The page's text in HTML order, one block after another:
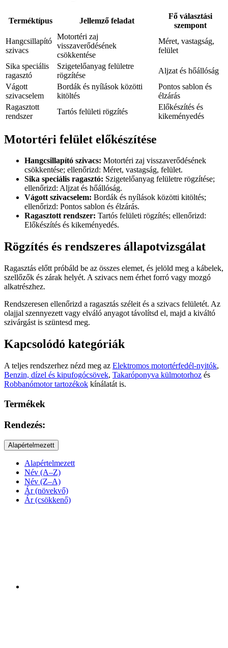
Terméktípus Jellemző feladat
Fő választási
szempont
Hangcsillapító
szivacs
Motortéri zaj
visszaverődésének
csökkentése
Méret, vastagság,
felület
Sika speciális
ragasztó
Szigetelőanyag felületre
rögzítése
Aljzat és hőállóság
Vágott
szivacselem
Bordák és nyílások közötti
kitöltés
Pontos sablon és
élzárás
Ragasztott
rendszer
Tartós felületi rögzítés
Előkészítés és
kikeményedés
Motortéri felület előkészítése
Hangcsillapító szivacs: Motortéri zaj visszaverődésének
csökkentése; ellenőrizd: Méret, vastagság, felület.
Sika speciális ragasztó: Szigetelőanyag felületre rögzítése;
ellenőrizd: Aljzat és hőállóság.
Vágott szivacselem: Bordák és nyílások közötti kitöltés;
ellenőrizd: Pontos sablon és élzárás.
Ragasztott rendszer: Tartós felületi rögzítés; ellenőrizd:
Előkészítés és kikeményedés.
Rögzítés és rendszeres állapotvizsgálat
Ragasztás előtt próbáld be az összes elemet, és jelöld meg a kábelek,
szellőzők és zárak helyét. A szivacs nem érhet forró vagy mozgó
alkatrészhez.
Rendszeresen ellenőrizd a ragasztás széleit és a szivacs felületét. Az
olajjal szennyezett vagy elváló anyagot távolítsd el, majd a kiváltó
szivárgást is szüntesd meg.
Kapcsolódó kategóriák
A teljes rendszerhez nézd meg az Elektromos motortérfedél-nyitók,
Benzin, dízel és kipufogócsövek, Takaróponyva külmotorhoz és
Robbanómotor tartozékok kínálatát is.
Termékek
Rendezés:
Alapértelmezett
Alapértelmezett
Név (A–Z)
Név (Z–A)
Ár (növekvő)
Ár (csökkenő)